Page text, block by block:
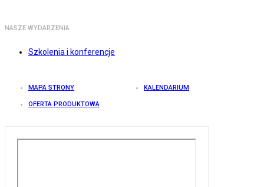
NASZE WYDARZENIA
Szkolenia i konferencje
MAPA STRONY KALENDARIUM
OFERTA PRODUKTOWA